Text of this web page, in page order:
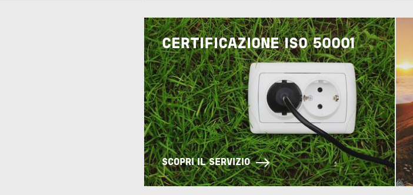
Image
CERTIFICAZIONE ISO 50001
SCOPRI IL SERVIZIO